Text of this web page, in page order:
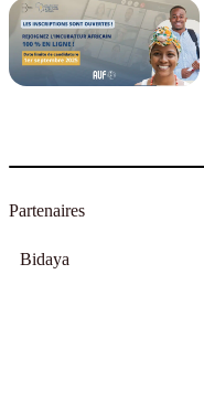
Partenaires
Bidaya